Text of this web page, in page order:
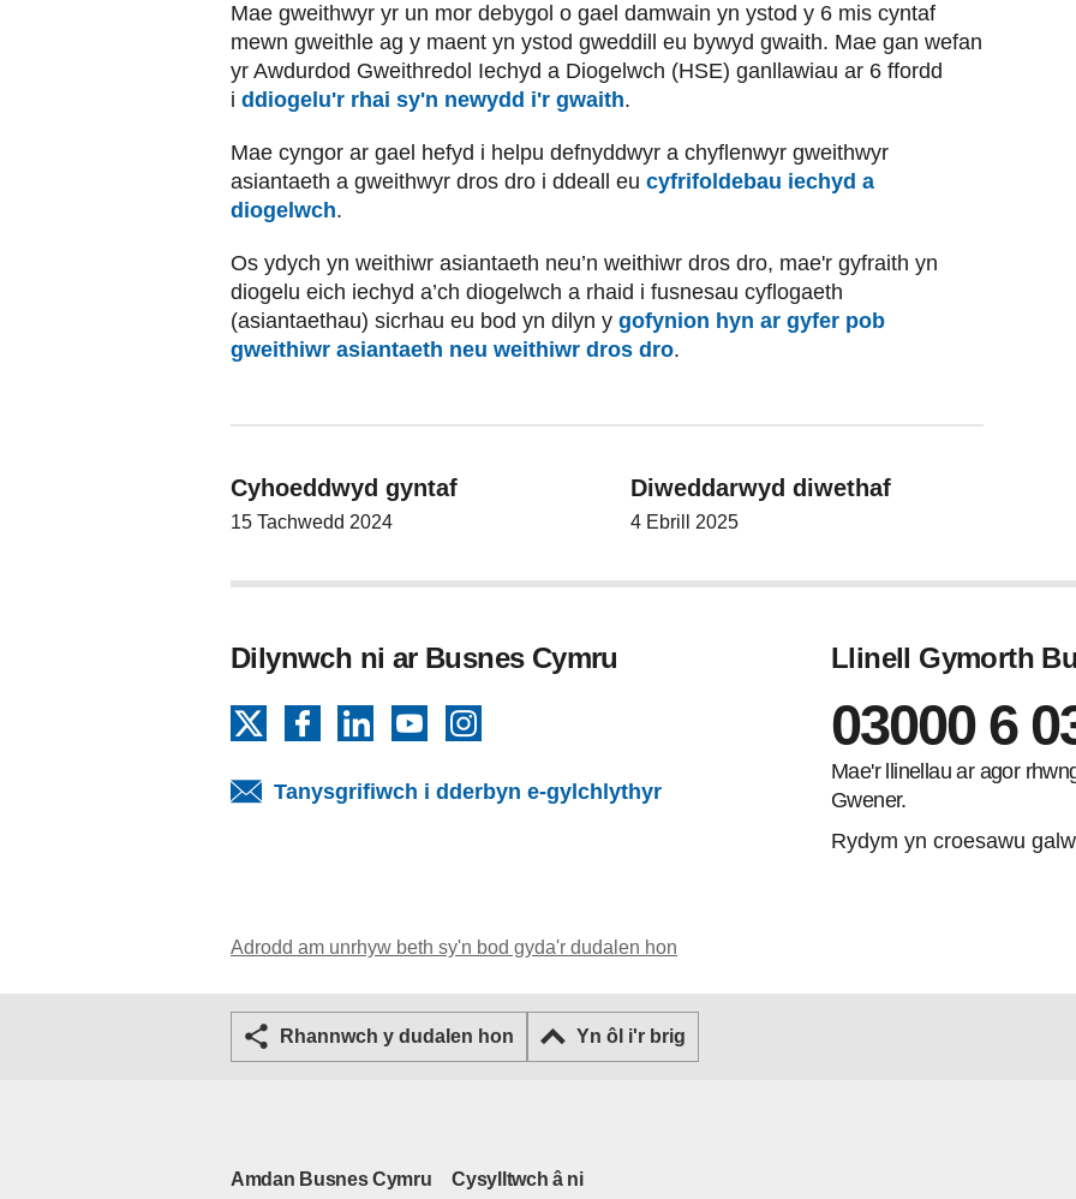
Mae gweithwyr yr un mor debygol o gael damwain yn ystod y 6 mis cyntaf
mewn gweithle ag y maent yn ystod gweddill eu bywyd gwaith. Mae gan wefan
yr Awdurdod Gweithredol Iechyd a Diogelwch (HSE) ganllawiau ar 6 ffordd
i ddiogelu'r rhai sy'n newydd i'r gwaith.
Mae cyngor ar gael hefyd i helpu defnyddwyr a chyflenwyr gweithwyr
asiantaeth a gweithwyr dros dro i ddeall eu cyfrifoldebau iechyd a
diogelwch.
Os ydych yn weithiwr asiantaeth neu’n weithiwr dros dro, mae'r gyfraith yn
diogelu eich iechyd a’ch diogelwch a rhaid i fusnesau cyflogaeth
(asiantaethau) sicrhau eu bod yn dilyn y gofynion hyn ar gyfer pob
gweithiwr asiantaeth neu weithiwr dros dro.
Cyhoeddwyd gyntaf
15 Tachwedd 2024
Diweddarwyd diwethaf
4 Ebrill 2025
Dilynwch ni ar Busnes Cymru
FacebookLinkedInYouTube
Tanysgrifiwch i dderbyn e-gylchlythyr
Llinell Gymorth
03000 6
Mae'r llinellau ar agor
Gwener.
Rydym yn croesawu
Adrodd am unrhyw beth sy'n bod gyda'r dudalen hon
Rhannwch y dudalen hon Yn ôl i'r brig
Amdan Busnes Cymru Cysylltwch â ni